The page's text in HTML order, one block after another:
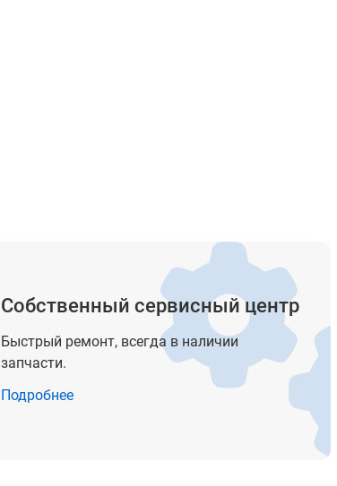
Собственный сервисный центр
Быстрый ремонт, всегда в наличии
запчасти.
Подробнее